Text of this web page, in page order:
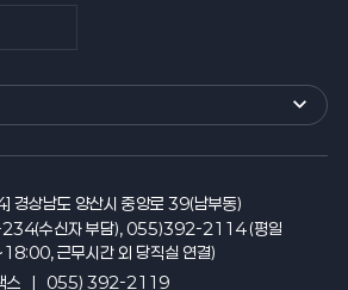
경상남도 양산시 중앙로 39(남부동)
수신자 부담), 055)392-2114 (평일
근무시간 외 당직실 연결)
스
055) 392-2119